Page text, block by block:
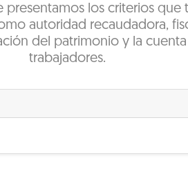
presentamos los criterios
autoridad recaudadora,
del patrimonio y la
trabajadores.